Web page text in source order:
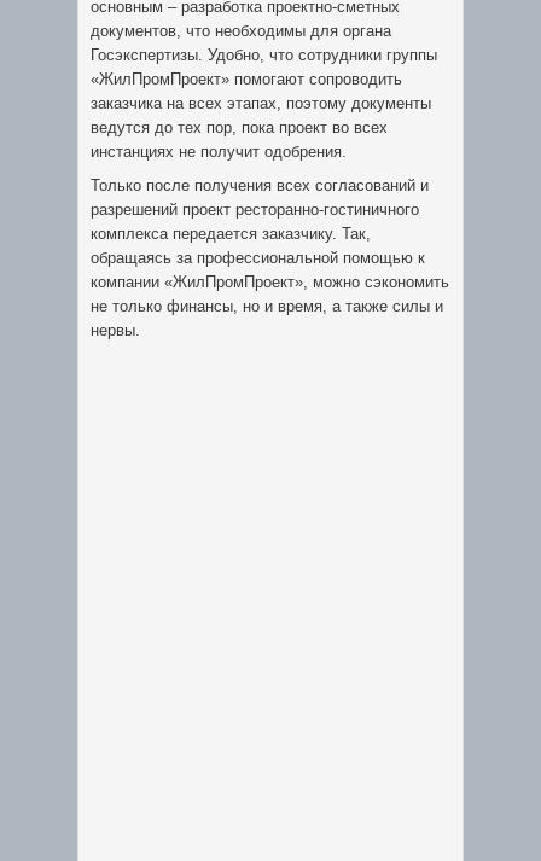
основным – разработка проектно-сметных
документов, что необходимы для органа
Госэкспертизы. Удобно, что сотрудники группы
«ЖилПромПроект» помогают сопроводить
заказчика на всех этапах, поэтому документы
ведутся до тех пор, пока проект во всех
инстанциях не получит одобрения.
Только после получения всех согласований и
разрешений проект ресторанно-гостиничного
комплекса передается заказчику. Так,
обращаясь за профессиональной помощью к
компании «ЖилПромПроект», можно сэкономить
не только финансы, но и время, а также силы и
нервы.